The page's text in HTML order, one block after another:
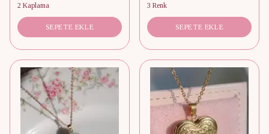
2 Kaplama
SEPETE EKLE
3 Renk
SEPETE EKLE